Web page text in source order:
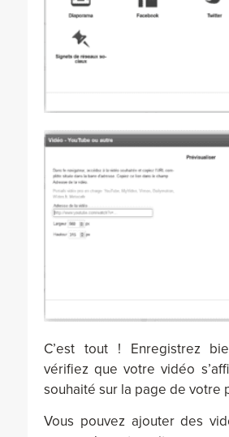
C’est tout ! Enregistrez
vérifiez que votre vidéo
souhaité sur la page de votre
Vous pouvez ajouter des